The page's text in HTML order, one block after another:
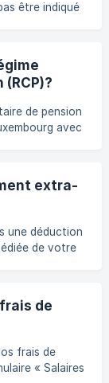
être indiqué
de pension
avec
extra-
une déduction
de votre
part. Si l'un
retraité
de
frais de
« Salaires